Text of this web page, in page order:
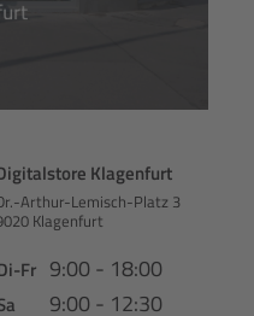
Klagenfurt
Arthur-Lemisch-Platz 3
Klagenfurt
Fr 9:00 - 18:00
9:00 - 12:30